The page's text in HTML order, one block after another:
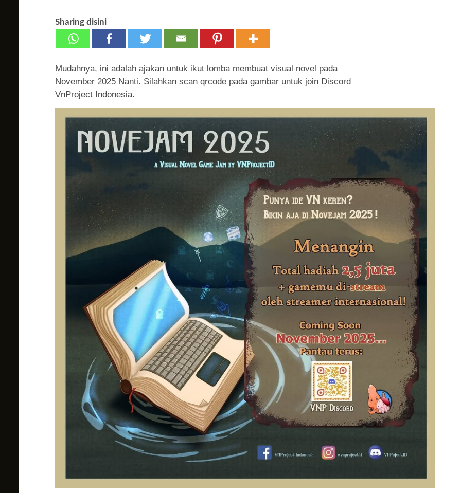
Sharing disini
Mudahnya, ini adalah ajakan untuk ikut lomba membuat visual novel pada
November 2025 Nanti. Silahkan scan qrcode pada gambar untuk join Discord
VnProject Indonesia.